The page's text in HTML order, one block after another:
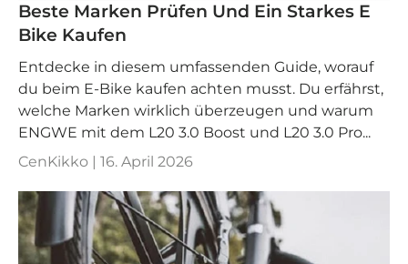
Beste Marken Prüfen Und Ein Starkes E
Bike Kaufen
Entdecke in diesem umfassenden Guide, worauf
du beim E-Bike kaufen achten musst. Du erfährst,
welche Marken wirklich überzeugen und warum
ENGWE mit dem L20 3.0 Boost und L20 3.0 Pro...
CenKikko | 16. April 2026